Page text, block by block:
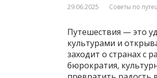
29.06.2025 Советы по
Путешествия — это
культурами и
заходит о странах с
бюрократия,